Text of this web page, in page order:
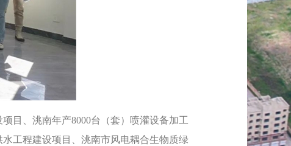
目、洮南年产8000台（套）喷灌设备加工
工程建设项目、洮南市风电耦合生物质绿